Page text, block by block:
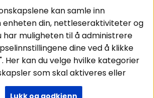
Instagram
Facebook
Youtube
Tiktok
kan samle inn
enheten din, nettleseraktiviteter og
har muligheten til å administrere
dine ved å klikke
Her kan du velge hvilke kategorier
som skal aktiveres eller
oppmerksom på at deaktivering
Lukk og godkjenn